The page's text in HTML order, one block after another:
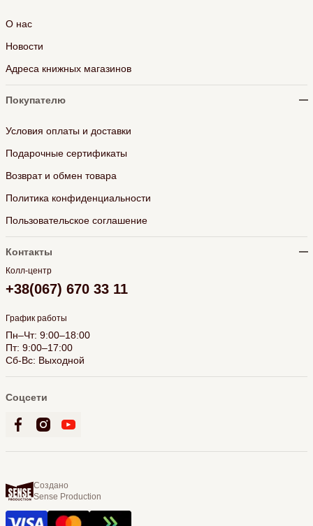
О нас
Новости
Адреса книжных магазинов
Покупателю
Условия оплаты и доставки
Подарочные сертификаты
Возврат и обмен товара
Политика конфиденциальности
Пользовательское соглашение
Контакты
Колл-центр
+38(067) 670 33 11
График работы
Пн–Чт: 9:00–18:00
Пт: 9:00–17:00
Сб-Вс: Выходной
Соцсети
Создано
Sense Production